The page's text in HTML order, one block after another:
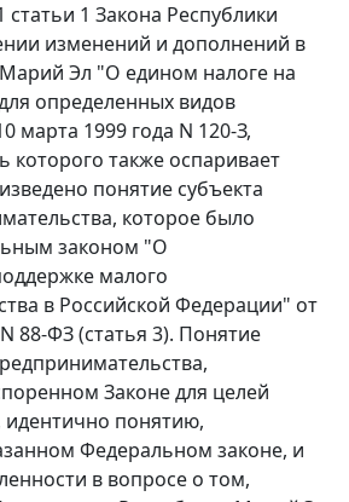
статьи 1 Закона Республики
изменений и дополнений в
Эл "О едином налоге на
определенных видов
марта 1999 года N 120-З,
которого также оспаривает
понятие субъекта
которое было
законом "О
малого
в Российской Федерации" от
88-ФЗ (статья 3). Понятие
Законедля целей
понятию,
Федеральном законе, и
в вопросе о том,